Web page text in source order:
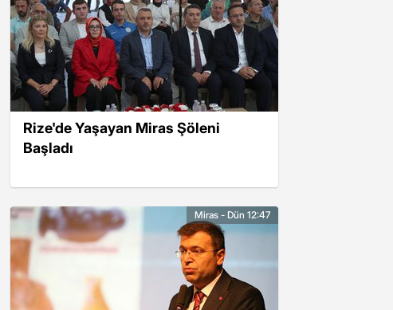
Rize'de Yaşayan Miras Şöleni
Başladı
Miras - Dün 12:47